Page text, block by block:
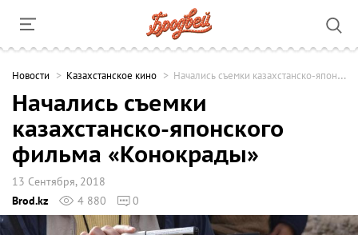
Новости Казахстанское кино Начались съемки казахстанско-японского фильма «Конокрады»
Начались съемки
казахстанско-японского
фильма «Конокрады»
13 Сентября, 2018
Brod.kz
4 880 0